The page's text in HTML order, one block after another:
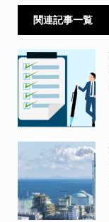
関連記事一覧